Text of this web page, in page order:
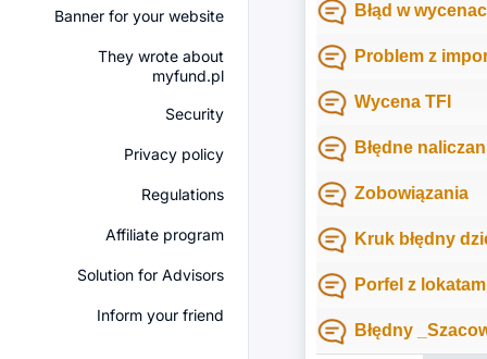
Banner for your website
They wrote about
myfund.pl
Security
Privacy policy
Regulations
Affiliate program
Solution for Advisors
Inform your friend
Błąd w
Problem z
Wycena TFI
Błędne
Zobowiązania
Kruk błędny
Porfel z
Błędny